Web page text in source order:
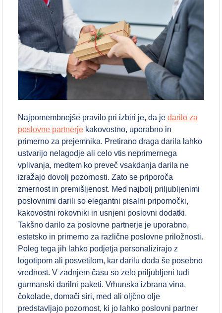
Najpomembnejše pravilo pri izbiri je, da je darilo za
poslovne partnerje kakovostno, uporabno in
primerno za prejemnika. Pretirano draga darila lahko
ustvarijo nelagodje ali celo vtis neprimernega
vplivanja, medtem ko preveč vsakdanja darila ne
izražajo dovolj pozornosti. Zato se priporoča
zmernost in premišljenost. Med najbolj priljubljenimi
poslovnimi darili so elegantni pisalni pripomočki,
kakovostni rokovniki in usnjeni poslovni dodatki.
Takšno darilo za poslovne partnerje je uporabno,
estetsko in primerno za različne poslovne priložnosti.
Poleg tega jih lahko podjetja personalizirajo z
logotipom ali posvetilom, kar darilu doda še posebno
vrednost. V zadnjem času so zelo priljubljeni tudi
gurmanski darilni paketi. Vrhunska izbrana vina,
čokolade, domači siri, med ali oljčno olje
predstavljajo pozornost, ki jo lahko poslovni partner